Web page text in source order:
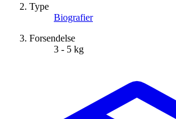
Type
Biografier
Forsendelse
3 - 5 kg